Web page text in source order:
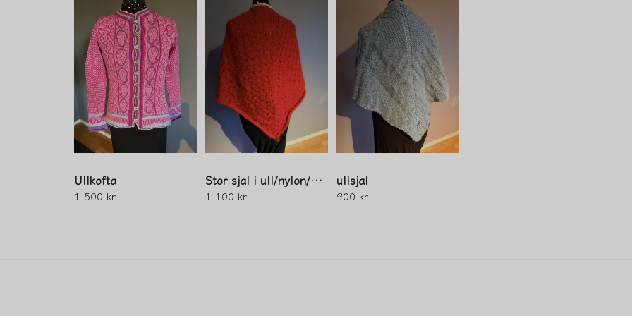
Ullkofta
1 500 kr
Stor sjal i ull/nylon/mohair
1 100 kr
ullsjal
900 kr